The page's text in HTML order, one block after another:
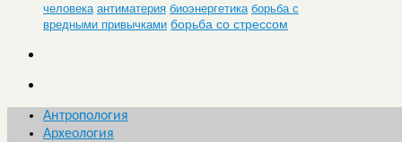
человека антиматерия биоэнергетика борьба с
вредными привычками борьба со стрессом
Антропология
Археология